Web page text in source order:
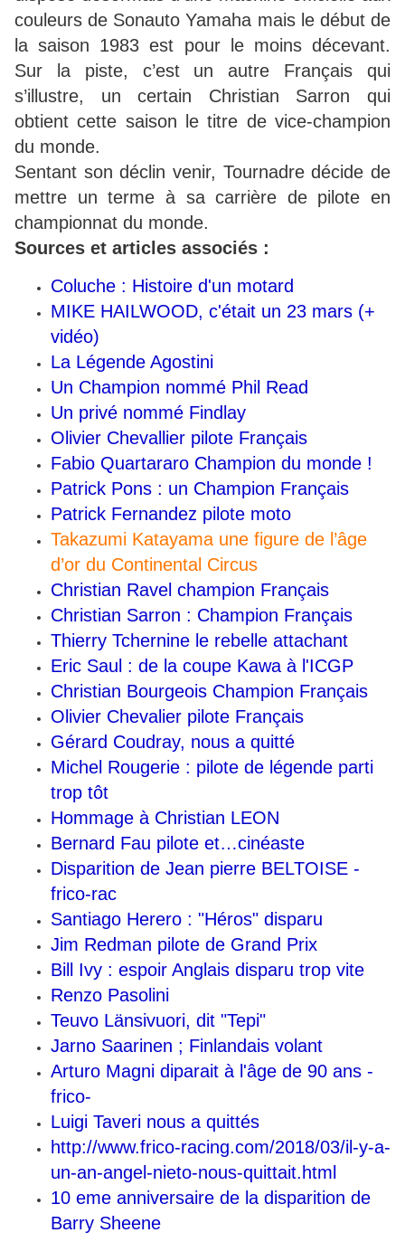
couleurs de Sonauto Yamaha mais le début de
la saison 1983 est pour le moins décevant.
Sur la piste, c’est un autre Français qui
s’illustre, un certain Christian Sarron qui
obtient cette saison le titre de vice-champion
du monde.
Sentant son déclin venir, Tournadre décide de
mettre un terme à sa carrière de pilote en
championnat du monde.
Sources et articles associés :
Coluche : Histoire d'un motard
MIKE HAILWOOD, c'était un 23 mars (+
vidéo)
La Légende Agostini
Un Champion nommé Phil Read
Un privé nommé Findlay
Olivier Chevallier pilote Français
Fabio Quartararo Champion du monde !
Patrick Pons : un Champion Français
Patrick Fernandez pilote moto
Takazumi Katayama une figure de l’âge
d’or du Continental Circus
Christian Ravel champion Français
Christian Sarron : Champion Français
Thierry Tchernine le rebelle attachant
Eric Saul : de la coupe Kawa à l'ICGP
Christian Bourgeois Champion Français
Olivier Chevalier pilote Français
Gérard Coudray, nous a quitté
Michel Rougerie : pilote de légende parti
trop tôt
Hommage à Christian LEON
Bernard Fau pilote et…cinéaste
Disparition de Jean pierre BELTOISE -
frico-rac
Santiago Herero : "Héros" disparu
Jim Redman pilote de Grand Prix
Bill Ivy : espoir Anglais disparu trop vite
Renzo Pasolini
Teuvo Länsivuori, dit "Tepi"
Jarno Saarinen ; Finlandais volant
Arturo Magni diparait à l'âge de 90 ans -
frico-
Luigi Taveri nous a quittés
http://www.frico-racing.com/2018/03/il-y-a-
un-an-angel-nieto-nous-quittait.html
10 eme anniversaire de la disparition de
Barry Sheene